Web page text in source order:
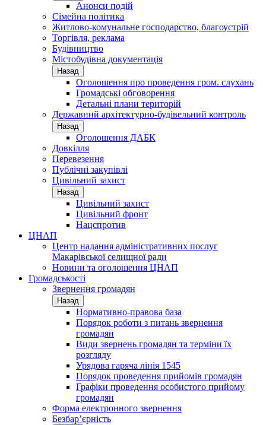
Анонси подій
Сімейна політика
Житлово-комунальне господарство, благоустрій
Торгівля, реклама
Будівництво
Містобудівна документація
Назад
Оголошення про проведення гром. слухань
Громадські обговорення
Детальні плани територій
Державний архітектурно-будівельний контроль
Назад
Оголошення ДАБК
Довкілля
Перевезення
Публічні закупівлі
Цивільний захист
Назад
Цивільний захист
Цивільний фронт
Нацспротив
ЦНАП
Центр надання адміністративних послуг
Макарівської селищної ради
Новини та оголошення ЦНАП
Громадськості
Звернення громадян
Назад
Нормативно-правова база
Порядок роботи з питань звернення
громадян
Види звернень громадян та терміни їх
розгляду
Урядова гаряча лінія 1545
Порядок проведення прийомів громадян
Графіки проведення особистого прийому
громадян
Форма електронного звернення
Безбар’єрність